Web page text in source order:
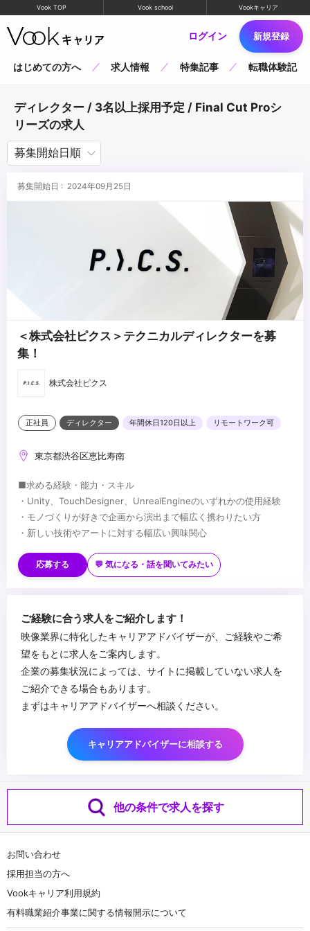
Vook TOP Vook school Vookキャリア
ログイン 新規登録
はじめての方へ 求人情報 特集記事 転職体験記
ディレクター / 3名以上採用予定 / Final Cut Proシ
リーズの求人
募集開始日 : 2024年09月25日
＜株式会社ピクス＞テクニカルディレクターを募
集！
株式会社ピクス
正社員 ディレクター 年間休日120日以上 リモートワーク可
東京都渋谷区恵比寿南
■求める経験・能力・スキル
・Unity、TouchDesigner、UnrealEngineのいずれかの使用経験
・モノづくりが好きで企画から演出まで幅広く携わりたい方
・新しい技術やアートに対する幅広い興味関心
・テクニカルディレクターとしての実務経験
・テクニカルな演出へのディレクション経験
・映像に関する技術的な知見のある方
openFrameworks、AfterEffects、Photoshop、Illustrator、
Houdini、Maya、3ds Max、Cinema4D、Blender）
・各種センサ、カメラ、ライブラリを用いたCV、トラッキング、生
体センシング
・LED、照明などのDMX/Art-Netコントロール
...
応募する 💬 気になる・話を聞いてみたい
ご経験に合う求人をご紹介します！
映像業界に特化したキャリアアドバイザーが、ご経験やご希
望をもとに求人をご案内します。
企業の募集状況によっては、サイトに掲載していない求人を
ご紹介できる場合もあります。
まずはキャリアアドバイザーへ相談ください。
キャリアアドバイザーに相談する
他の条件で求人を探す
お問い合わせ
採用担当の方へ
Vookキャリア利用規約
有料職業紹介事業に関する情報開示について